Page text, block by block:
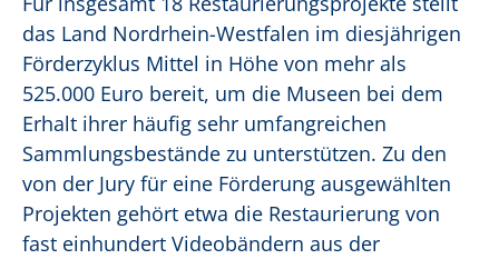
das Land Nordrhein-Westfalen im diesjährigen
Förderzyklus Mittel in Höhe von mehr als
525.000 Euro bereit, um die Museen bei dem
Erhalt ihrer häufig sehr umfangreichen
Sammlungsbestände zu unterstützen. Zu den
von der Jury für eine Förderung ausgewählten
Projekten gehört etwa die Restaurierung von
fast einhundert Videobändern aus der